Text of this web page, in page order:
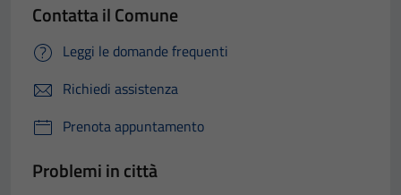
Contatta il Comune
Leggi le domande frequenti
Richiedi assistenza
Prenota appuntamento
Problemi in città